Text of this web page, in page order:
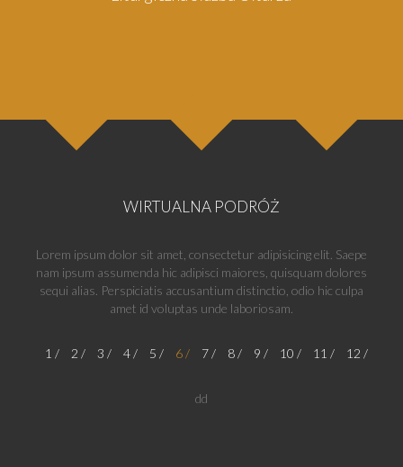
WIRTUALNA PODRÓŻ
Lorem ipsum dolor sit amet, consectetur adipisicing elit. Saepe
nam ipsum assumenda hic adipisci maiores, quisquam dolores
sequi alias. Perspiciatis accusantium distinctio, odio hic culpa
amet id voluptas unde laboriosam.
1 2 3 4 5 6 7 8 9 10 11 12
dd